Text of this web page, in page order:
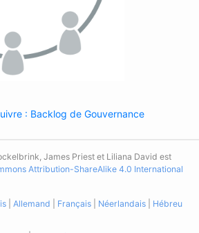
: Backlog de Gouvernance
James Priest et Liliana David est
Attribution-ShareAlike 4.0 International
Allemand Français Néerlandais Hébreu